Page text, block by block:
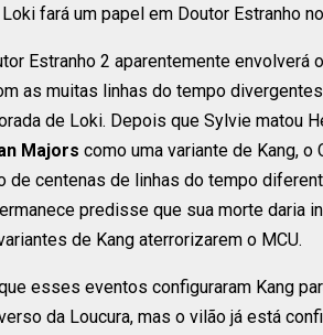
fará um papel em Doutor Estranho
Estranho 2 aparentemente envolverá
as muitas linhas do tempo
de Loki. Depois que Sylvie matou
Majors como uma variante de Kang,
de centenas de linhas do tempo
predisse que sua morte daria
de Kang aterrorizarem o MCU.
esses eventos configuraram Kang
da Loucura, mas o vilão já está